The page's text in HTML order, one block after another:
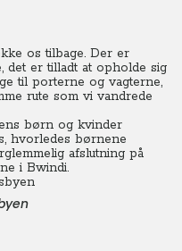
os tilbage. Der er
det er tilladt at opholde sig
til porterne og vagterne,
rute som vi vandrede
børn og kvinder
hvorledes børnene
afslutning på
i Bwindi.